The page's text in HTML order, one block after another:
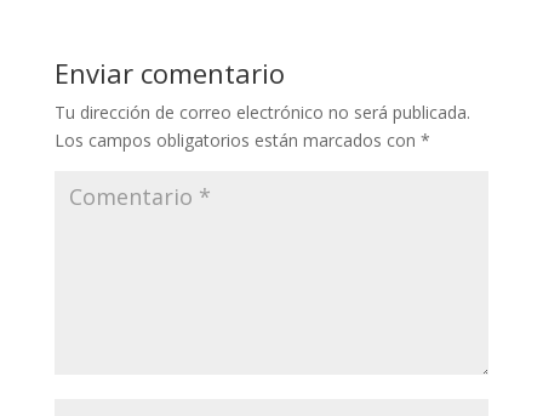
Enviar comentario
Tu dirección de correo electrónico no será publicada.
Los campos obligatorios están marcados con *